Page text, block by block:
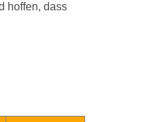
hoffen, dass